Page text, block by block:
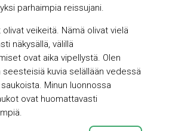
parhaimpia reissujani.
veikeitä. Nämä olivat vielä
näkysällä, välillä
ovat aika vipellystä. Olen
seesteisiä kuvia selällään vedessä
Minun luonnossa
ovat huomattavasti